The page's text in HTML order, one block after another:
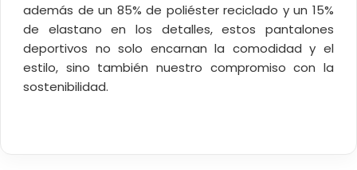
además de un 85% de poliéster reciclado y un 15%
de elastano en los detalles, estos pantalones
deportivos no solo encarnan la comodidad y el
estilo, sino también nuestro compromiso con la
sostenibilidad.